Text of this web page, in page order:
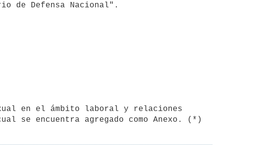
de Defensa Nacional".
se encuentra agregado como Anexo. (*)